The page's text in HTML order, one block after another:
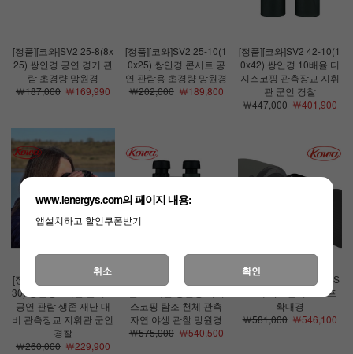
[정품][코와]SV2 25-8(8x
25) 쌍안경 공연 경기 관
람 초경량 망원경
￦187,000￦169,990
[정품][코와]SV2 25-10(1
0x25) 쌍안경 콘서트 공
연 관람용 초경량 망원경
￦202,000￦189,800
[정품][코와]SV2 42-10(1
0x42) 쌍안경 10배율 디
지스코핑 관측장교 지휘
관 군인 경찰
￦447,000￦401,900
[정품][코와]YF2 30-8(8x
30) 쌍안경 8배율 콘서트
공연 관람 생존 재난 대
비 관측장교 지휘관 군인
경찰
￦260,000￦229,900
[정품][코와]SV2 50 10배
스코핑 탐조 천체 관측
자연 야생 관찰 망원경
￦575,000￦540,500
[정품][코와]TSN-EX16S
1.6배 익스텐더 스코프
확대경
￦581,000￦546,100
www.lenergys.com의 페이지 내용:
앱설치하고 할인쿠폰받기
취소 확인